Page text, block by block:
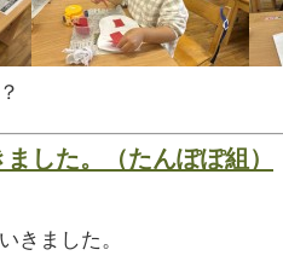
した。（たんぽぽ組）
きました。